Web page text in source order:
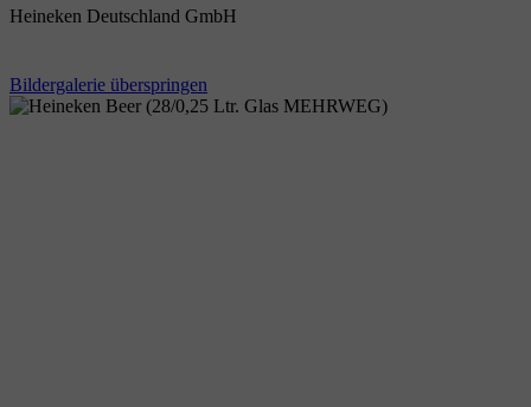
Heineken Deutschland GmbH
Bildergalerie überspringen